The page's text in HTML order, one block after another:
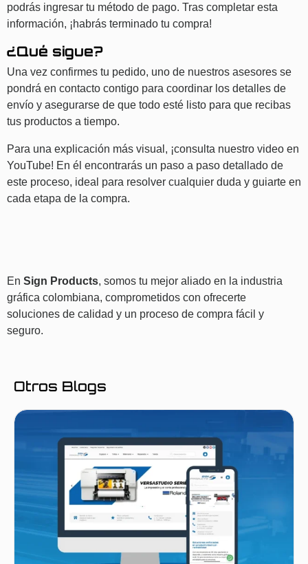
podrás ingresar tu método de pago. Tras completar esta
información, ¡habrás terminado tu compra!
¿Qué sigue?
Una vez confirmes tu pedido, uno de nuestros asesores se
pondrá en contacto contigo para coordinar los detalles de
envío y asegurarse de que todo esté listo para que recibas
tus productos a tiempo.
Para una explicación más visual, ¡consulta nuestro video en
YouTube! En él encontrarás un paso a paso detallado de
este proceso, ideal para resolver cualquier duda y guiarte en
cada etapa de la compra.
En Sign Products, somos tu mejor aliado en la industria
gráfica colombiana, comprometidos con ofrecerte
soluciones de calidad y un proceso de compra fácil y
seguro.
Otros Blogs